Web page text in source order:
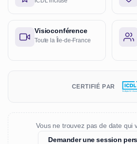
Visioconférence
Toute la Île-de-France
CERTIFIÉ PAR
Vous ne trouvez pas de date qui
Demander une session